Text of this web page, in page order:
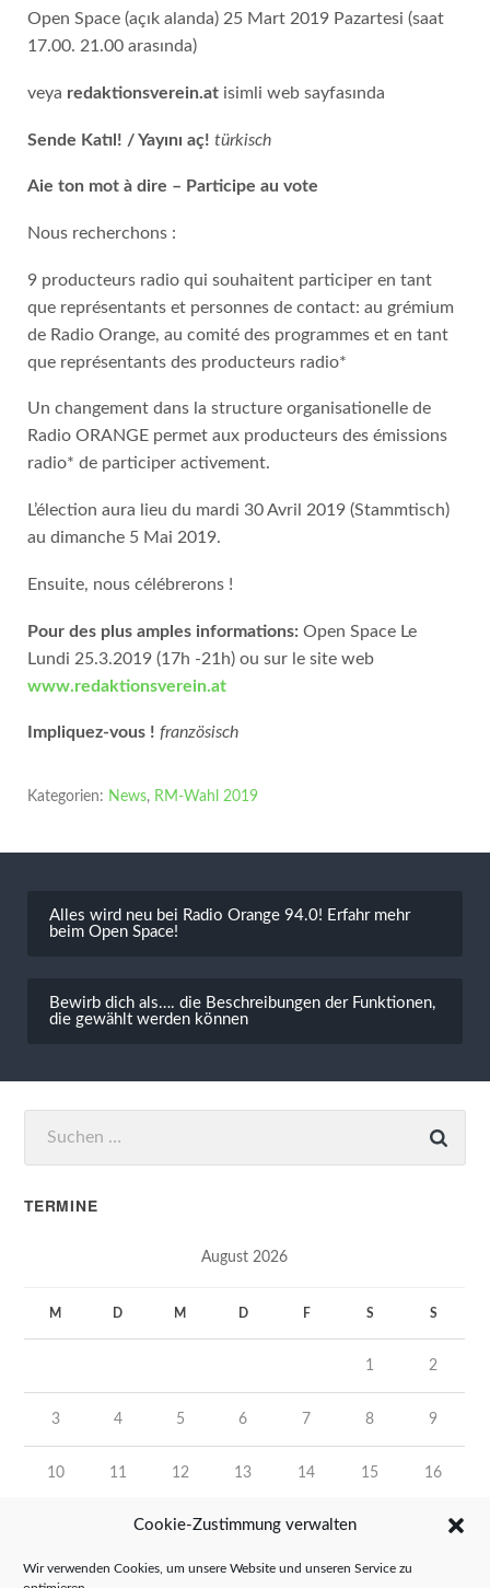
Cookie-Zustimmung verwalten
Wir verwenden Cookies, um unsere Website und unseren Service zu
Open Space (açık alanda) 25 Mart 2019 Pazartesi (saat
17.00. 21.00 arasında)
veya redaktionsverein.at isimli web sayfasında
Sende Katıl! / Yayını aç! türkisch
Aie ton mot à dire – Participe au vote
Nous recherchons :
9 producteurs radio qui souhaitent participer en tant
que représentants et personnes de contact: au grémium
de Radio Orange, au comité des programmes et en tant
que représentants des producteurs radio*
Un changement dans la structure organisationelle de
Radio ORANGE permet aux producteurs des émissions
radio* de participer activement.
L’élection aura lieu du mardi 30 Avril 2019 (Stammtisch)
au dimanche 5 Mai 2019.
Ensuite, nous célébrerons !
Pour des plus amples informations: Open Space Le
Lundi 25.3.2019 (17h -21h) ou sur le site web
www.redaktionsverein.at
Impliquez-vous ! französisch
Kategorien: News, RM-Wahl 2019
Alles wird neu bei Radio Orange 94.0! Erfahr mehr
beim Open Space!
Bewirb dich als…. die Beschreibungen der Funktionen,
die gewählt werden können
nach:
TERMINE
August 2026
M D M D F S S
1 2
3 4 5 6 7 8 9
10 11 12 13 14 15 16
19 20 21
24